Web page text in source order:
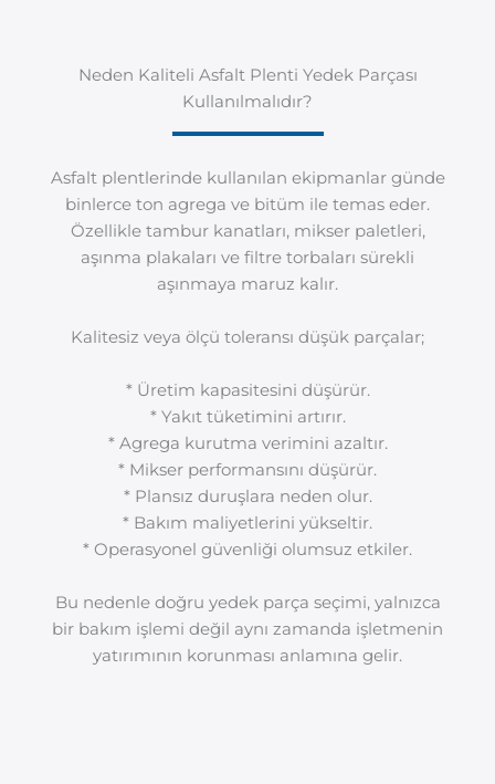
Neden Kaliteli Asfalt Plenti Yedek Parçası
Kullanılmalıdır?
Asfalt plentlerinde kullanılan ekipmanlar günde
binlerce ton agrega ve bitüm ile temas eder.
Özellikle tambur kanatları, mikser paletleri,
aşınma plakaları ve filtre torbaları sürekli
aşınmaya maruz kalır.
Kalitesiz veya ölçü toleransı düşük parçalar;
* Üretim kapasitesini düşürür.
* Yakıt tüketimini artırır.
* Agrega kurutma verimini azaltır.
* Mikser performansını düşürür.
* Plansız duruşlara neden olur.
* Bakım maliyetlerini yükseltir.
* Operasyonel güvenliği olumsuz etkiler.
Bu nedenle doğru yedek parça seçimi, yalnızca
bir bakım işlemi değil aynı zamanda işletmenin
yatırımının korunması anlamına gelir.